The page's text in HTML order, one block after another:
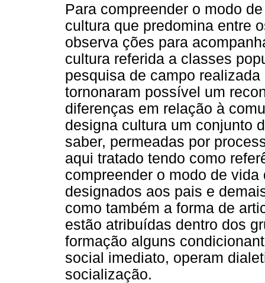
Para compreender o modo
cultura que predomina entre
observa ções para
cultura referida a classes
pesquisa de campo
tornonaram possível um
diferenças em relação à
designa cultura um conjunto
saber, permeadas por
aqui tratado tendo como
compreender o modo de
designados aos pais e
como também a forma de
estão atribuídas dentro dos
formação alguns
social imediato, operam
socialização.